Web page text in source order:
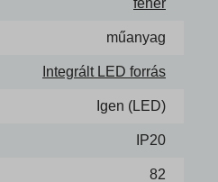
fehér
műanyag
Integrált LED forrás
Igen (LED)
IP20
82